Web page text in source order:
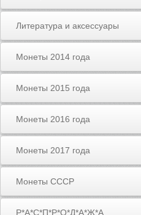
Литература и аксессуары
Монеты 2014 года
Монеты 2015 года
Монеты 2016 года
Монеты 2017 года
Монеты СССР
Р*А*С*П*Р*О*Д*А*Ж*А